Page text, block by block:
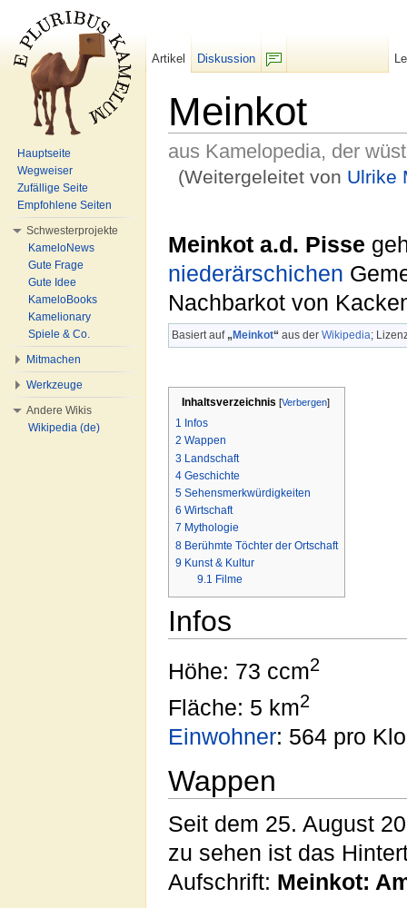
Meinkot
aus Kamelopedia, der
(Weitergeleitet von Ulrike
Meinkot a.d. Pisse
niederärschichen
Nachbarkot von
Basiert auf „ Meinkot“ aus der Wikipedia;
Inhaltsverzeichnis [Verbergen]
1 Infos
2 Wappen
3 Landschaft
4 Geschichte
5 Sehensmerkwürdigkeiten
6 Wirtschaft
7 Mythologie
8 Berühmte Töchter der Ortschaft
9 Kunst & Kultur
9.1 Filme
Infos
Höhe: 73 ccm2
Fläche: 5 km2
Einwohner: 564 pro Klo
Wappen
Seit dem 25. August
zu sehen ist das
Aufschrift: Meinkot:
Artikel
Diskussion
Hauptseite
Wegweiser
Zufällige Seite
Empfohlene Seiten
Schwesterprojekte
KameloNews
Gute Frage
Gute Idee
KameloBooks
Kamelionary
Spiele & Co.
Mitmachen
Werkzeuge
Andere Wikis
Wikipedia (de)